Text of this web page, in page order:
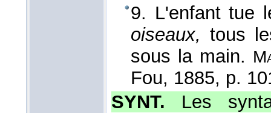
9. L'enfant tue
oiseaux,tous
sous la main.
Fou, 1885, p.
SYNT. Les